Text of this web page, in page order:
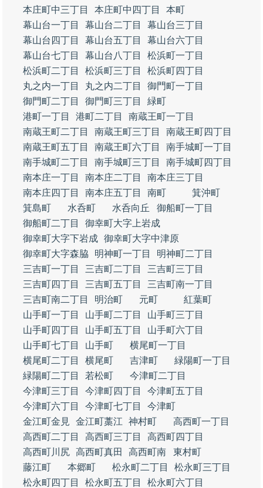
本庄町中三丁目
本庄町中四丁目
本町
幕山台一丁目
幕山台二丁目
幕山台三丁目
幕山台四丁目
幕山台五丁目
幕山台六丁目
幕山台七丁目
幕山台八丁目
松浜町一丁目
松浜町二丁目
松浜町三丁目
松浜町四丁目
丸之内一丁目
丸之内二丁目
御門町一丁目
御門町二丁目
御門町三丁目
緑町
港町一丁目
港町二丁目
南蔵王町一丁目
南蔵王町二丁目
南蔵王町三丁目
南蔵王町四丁目
南蔵王町五丁目
南蔵王町六丁目
南手城町一丁目
南手城町二丁目
南手城町三丁目
南手城町四丁目
南本庄一丁目
南本庄二丁目
南本庄三丁目
南本庄四丁目
南本庄五丁目 南町
箕沖町
箕島町
水呑町 水呑向丘
御船町一丁目
御船町二丁目
御幸町大字上岩成
御幸町大字下岩成 御幸町大字中津原
御幸町大字森脇
明神町一丁目
明神町二丁目
三吉町一丁目
三吉町二丁目
三吉町三丁目
三吉町四丁目
三吉町五丁目
三吉町南一丁目
三吉町南二丁目
明治町 元町
紅葉町
山手町一丁目
山手町二丁目
山手町三丁目
山手町四丁目
山手町五丁目
山手町六丁目
山手町七丁目
山手町
横尾町一丁目
横尾町二丁目
横尾町 吉津町
緑陽町一丁目
緑陽町二丁目
若松町
今津町二丁目
今津町三丁目
今津町四丁目
今津町五丁目
今津町六丁目
今津町七丁目
今津町
金江町金見
金江町藁江 神村町
高西町一丁目
高西町二丁目
高西町三丁目
高西町四丁目
高西町川尻 高西町真田 高西町南
東村町
藤江町
本郷町 松永町二丁目
松永町三丁目
松永町四丁目
松永町五丁目
松永町六丁目